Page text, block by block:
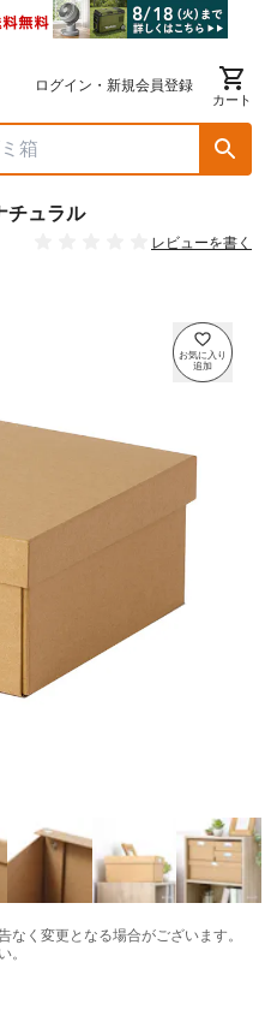
ログイン・新規会員登録
カート
チュラル
レビューを書く
く変更となる場合がございます。
。